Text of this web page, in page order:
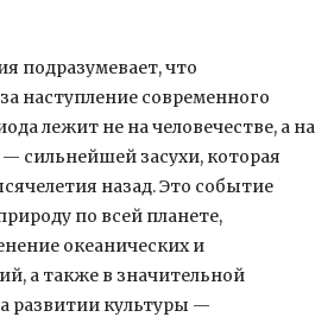
подразумевает, что
наступление современного
лежит не на человечестве, а на
сильнейшей засухи, которая
назад. Это событие
по всей планете,
океанических и
а также в значительной
развитии культуры —